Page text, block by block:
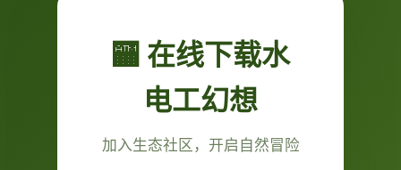
🏧 在线下载水
电工幻想
加入生态社区，开启自然冒险